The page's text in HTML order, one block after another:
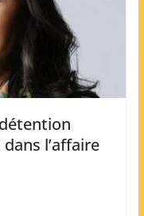
l’affaire